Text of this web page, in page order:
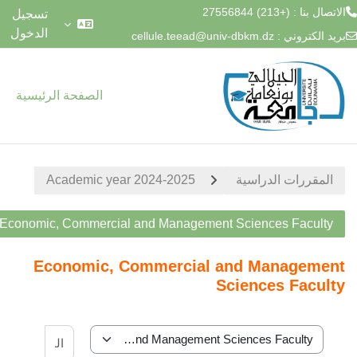
الاتصال بنا : (+213) 27556844
بريد الكتروني : cellule.teead@univ-dbkm.dz
تسجيل
الدخول
الصفحة الرئيسية
المقررات الدراسية Academic year 2024-2025
Economic, Commercial and Management Sciences Faculty
Economic, Commercial and Management
Sciences Faculty
تصنيفات المقررات